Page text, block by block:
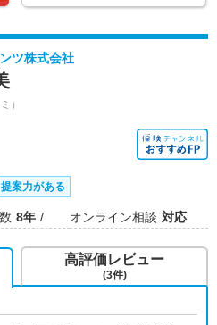
ツ株式会社
）
提案力がある
8年 オンライン相談 対応
高評価レビュー
(3件)